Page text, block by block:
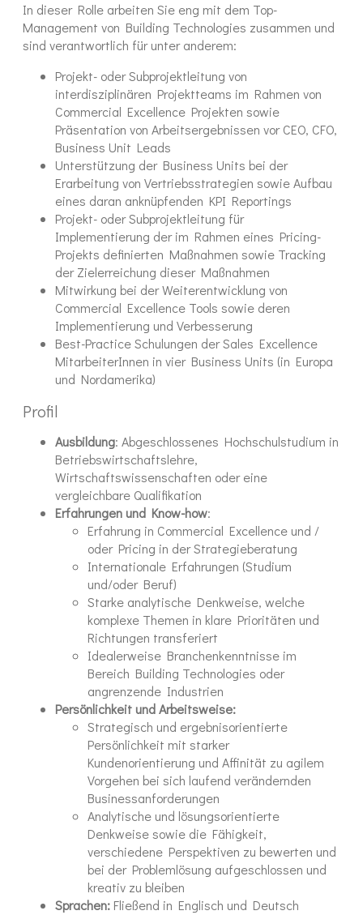
In dieser Rolle arbeiten Sie eng mit dem Top-
Management von Building Technologies zusammen und
sind verantwortlich für unter anderem:
Projekt- oder Subprojektleitung von
interdisziplinären Projektteams im Rahmen von
Commercial Excellence Projekten sowie
Präsentation von Arbeitsergebnissen vor CEO, CFO,
Business Unit Leads
Unterstützung der Business Units bei der
Erarbeitung von Vertriebsstrategien sowie Aufbau
eines daran anknüpfenden KPI Reportings
Projekt- oder Subprojektleitung für
Implementierung der im Rahmen eines Pricing-
Projekts definierten Maßnahmen sowie Tracking
der Zielerreichung dieser Maßnahmen
Mitwirkung bei der Weiterentwicklung von
Commercial Excellence Tools sowie deren
Implementierung und Verbesserung
Best-Practice Schulungen der Sales Excellence
MitarbeiterInnen in vier Business Units (in Europa
und Nordamerika)
Profil
Ausbildung: Abgeschlossenes Hochschulstudium in
Betriebswirtschaftslehre,
Wirtschaftswissenschaften oder eine
vergleichbare Qualifikation
Erfahrungen und Know-how:
Erfahrung in Commercial Excellence und /
oder Pricing in der Strategieberatung
Internationale Erfahrungen (Studium
und/oder Beruf)
Starke analytische Denkweise, welche
komplexe Themen in klare Prioritäten und
Richtungen transferiert
Idealerweise Branchenkenntnisse im
Bereich Building Technologies oder
angrenzende Industrien
Persönlichkeit und Arbeitsweise:
Strategisch und ergebnisorientierte
Persönlichkeit mit starker
Kundenorientierung und Affinität zu agilem
Vorgehen bei sich laufend verändernden
Businessanforderungen
Analytische und lösungsorientierte
Denkweise sowie die Fähigkeit,
verschiedene Perspektiven zu bewerten und
bei der Problemlösung aufgeschlossen und
kreativ zu bleiben
Sprachen: Fließend in Englisch und Deutsch